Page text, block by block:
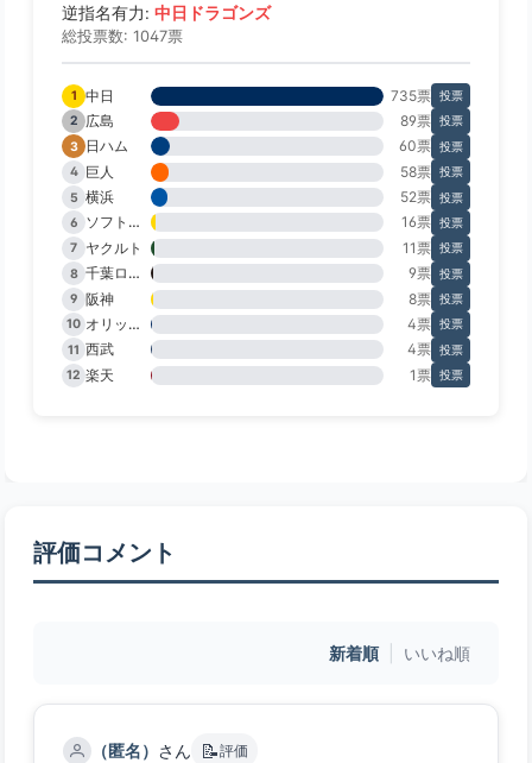
逆指名有力: 中日ドラゴンズ
総投票数: 1047票
1 中日 735票 投票
2
広島 89票 投票
3
日ハム 60票 投票
4 巨人 58票 投票
5 横浜 52票 投票
6
ソフトバンク 16票 投票
7
ヤクルト 11票 投票
8
千葉ロッテ 9票 投票
9 阪神 8票 投票
10
オリックス 4票 投票
11 西武 4票 投票
12 楽天 1票 投票
評価コメント
新着順 いいね順
（匿名） さん 📝評価